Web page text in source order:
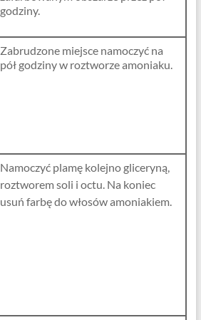
godziny.
Zabrudzone miejsce namoczyć na
pół godziny w roztworze amoniaku.
Namoczyć plamę kolejno gliceryną,
roztworem soli i octu. Na koniec
usuń farbę do włosów amoniakiem.